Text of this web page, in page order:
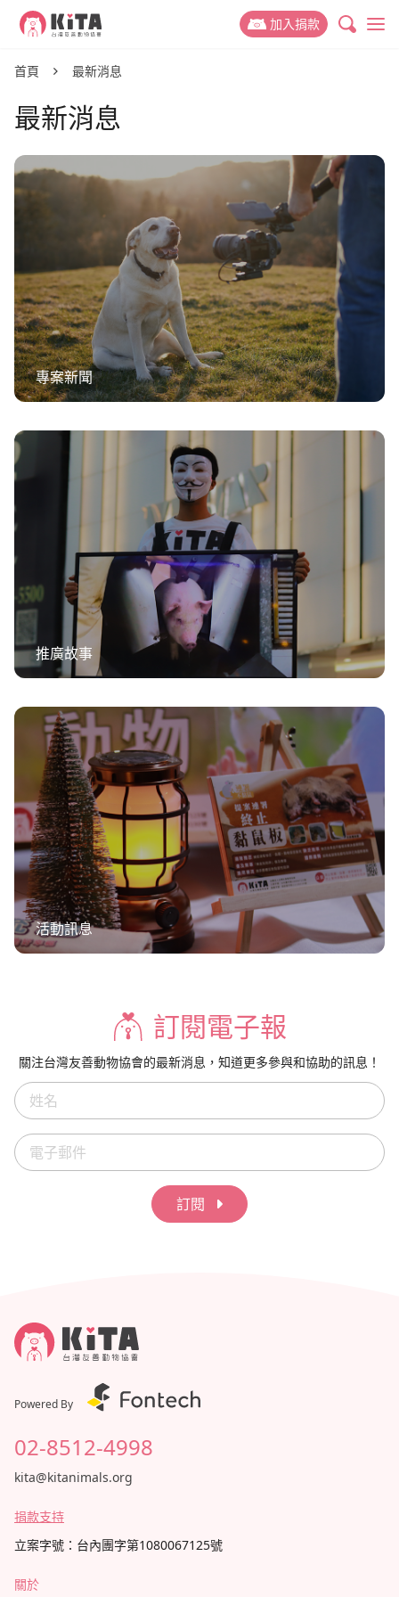
KiTA台灣友善動物協會 加入捐款
最新消息
專案新聞
推廣故事
動保議題
禁掉山豬吊
禁用黏鼠板
動物權與蔬食教育
減少動物實驗
減少動物剝削
我們的成員
我們的成果
聯絡我們
捐款專案
捐款運用與徵信
活動合作
倡議與募款大使
友善動物推廣志工
好蔬福-美味健康蔬食
幫動物連署
捐款 Q&A
首頁 最新消息
最新消息
專案新聞
推廣故事
活動訊息
訂閱電子報
關注台灣友善動物協會的最新消息，知道更多參與和協助的訊息！
訂閱
Powered By
02-8512-4998
kita@kitanimals.org
捐款支持
立案字號：台內團字第1080067125號
關於